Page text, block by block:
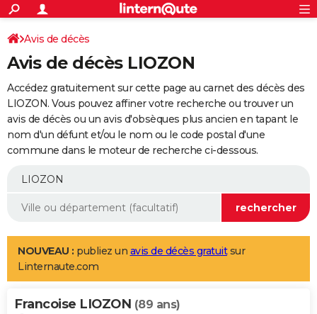
ACTUALITÉS
Politique
Société
Faits Divers
Education
Monde
Villes
+
SPORT
Coupe du monde 2026
Football
Tennis
Cyclisme
Rugby
Forum
Programme TV
TNTStreaming
Cinéma
Sorties cinéma
Musique
+FINANCE
Retraite
Epargne
Immobilier
Risques naturels par ville
Banque
Assurance
AUTO
Essais
Réserver un essai
Citadines
Berlines
SUV
Forum auto
+
Mobiles
Meilleur smartphone
Internet
Ordinateurs
Jeux vidéo
Guide high-tech
Aménagement intérieur
LIFESTYLE
Art de vivre
Bien-être
Loisirs
Mode
Modes de vie
Alimentation
Guide de la santé
Maladies
Médicaments
Sommeil
VOYAGE
Avis de décès
Avis de décès LIOZON
Accédez gratuitement sur cette page au carnet des décès des
LIOZON. Vous pouvez affiner votre recherche ou trouver un
avis de décès ou un avis d'obsèques plus ancien en tapant le
nom d'un défunt et/ou le nom ou le code postal d'une
commune dans le moteur de recherche ci-dessous.
NOUVEAU : publiez un avis de décès gratuitsur
Linternaute.com
Francoise LIOZON (89 ans)